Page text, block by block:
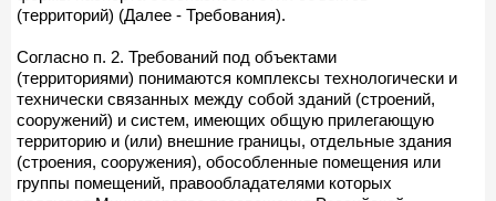
(территорий) (Далее - Требования).
Согласно п. 2. Требований под объектами
(территориями) понимаются комплексы технологически и
технически связанных между собой зданий (строений,
сооружений) и систем, имеющих общую прилегающую
территорию и (или) внешние границы, отдельные здания
(строения, сооружения), обособленные помещения или
группы помещений, правообладателями которых